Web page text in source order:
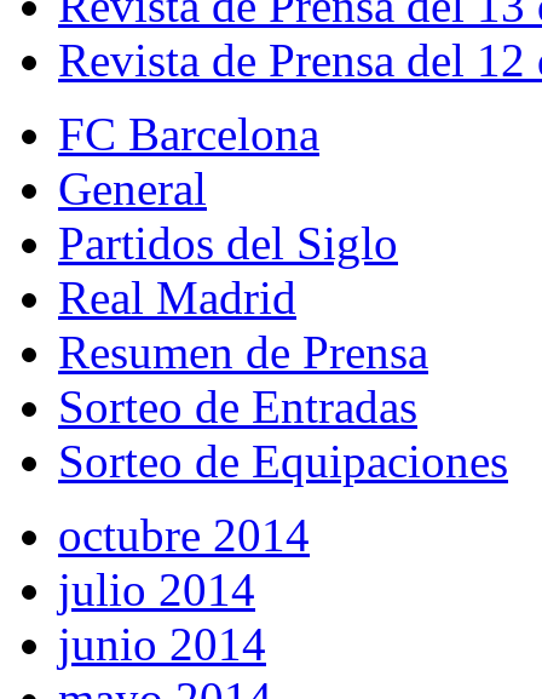
Revista de Prensa del
FC Barcelona
General
Partidos del Siglo
Real Madrid
Resumen de Prensa
Sorteo de Entradas
Sorteo de Equipaciones
octubre 2014
julio 2014
junio 2014